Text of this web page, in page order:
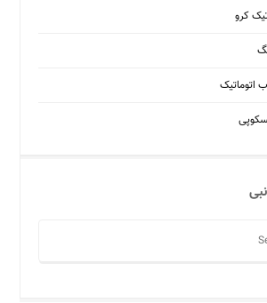
کرو
اتوماتیک